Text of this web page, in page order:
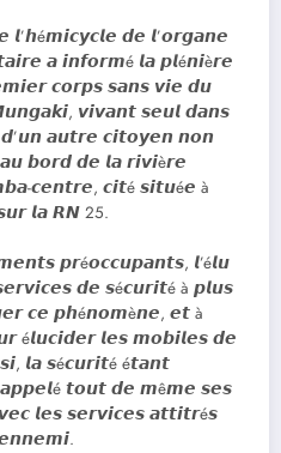
𝙙𝙚 𝙡’𝙤𝙧𝙜𝙖𝙣𝙚
𝙖 𝙞𝙣𝙛𝙤𝙧𝙢é 𝙡𝙖 𝙥𝙡é𝙣𝙞è𝙧𝙚
𝙘𝙤𝙧𝙥𝙨 𝙨𝙖𝙣𝙨 𝙫𝙞𝙚 𝙙𝙪
𝙫𝙞𝙫𝙖𝙣𝙩 𝙨𝙚𝙪𝙡 𝙙𝙖𝙣𝙨
𝙖𝙪𝙩𝙧𝙚 𝙘𝙞𝙩𝙤𝙮𝙚𝙣 𝙣𝙤𝙣
𝙗𝙤𝙧𝙙 𝙙𝙚 𝙡𝙖 𝙧𝙞𝙫𝙞è𝙧𝙚
𝙘𝙚𝙣𝙩𝙧𝙚, 𝙘𝙞𝙩é 𝙨𝙞𝙩𝙪é𝙚 à
𝙡𝙖 𝙍𝙉 25.
𝙥𝙧é𝙤𝙘𝙘𝙪𝙥𝙖𝙣𝙩𝙨, 𝙡’é𝙡𝙪
𝙙𝙚 𝙨é𝙘𝙪𝙧𝙞𝙩é à 𝙥𝙡𝙪𝙨
𝙘𝙚 𝙥𝙝é𝙣𝙤𝙢è𝙣𝙚, 𝙚𝙩 à
é𝙡𝙪𝙘𝙞𝙙𝙚𝙧 𝙡𝙚𝙨 𝙢𝙤𝙗𝙞𝙡𝙚𝙨 𝙙𝙚
𝙡𝙖 𝙨é𝙘𝙪𝙧𝙞𝙩é é𝙩𝙖𝙣𝙩
𝙖𝙥𝙥𝙚𝙡é 𝙩𝙤𝙪𝙩 𝙙𝙚 𝙢ê𝙢𝙚 𝙨𝙚𝙨
𝙡𝙚𝙨 𝙨𝙚𝙧𝙫𝙞𝙘𝙚𝙨 𝙖𝙩𝙩𝙞𝙩𝙧é𝙨